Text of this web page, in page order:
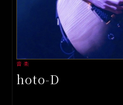
音楽
hoto-D